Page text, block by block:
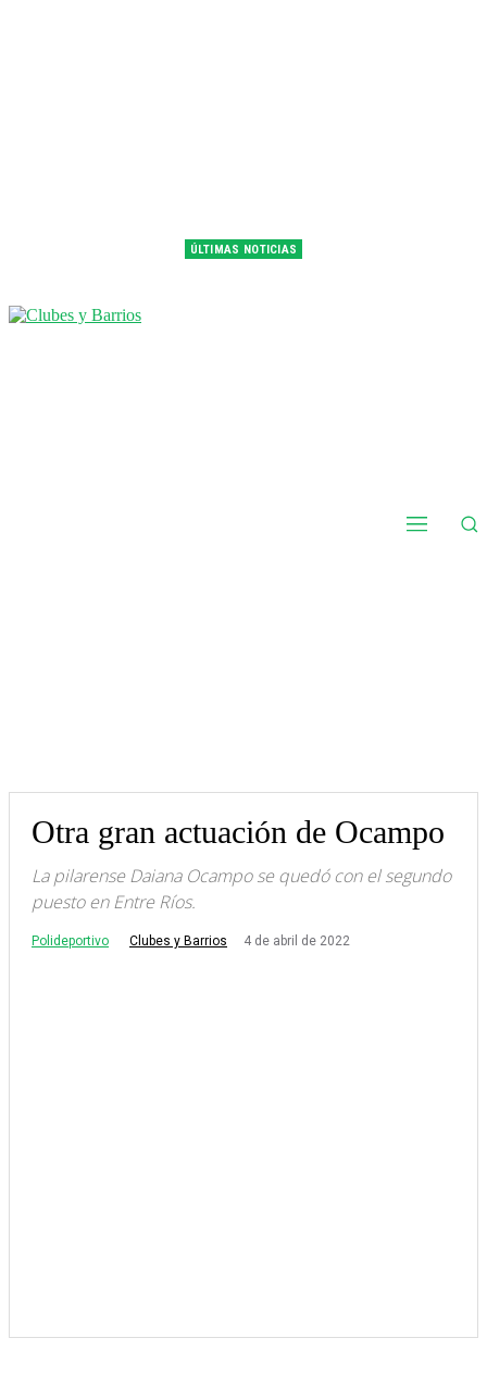
ÚLTIMAS NOTICIAS
Otra gran actuación de Ocampo
La pilarense Daiana Ocampo se quedó con el segundo
puesto en Entre Ríos.
Polideportivo Clubes y Barrios 4 de abril de 2022